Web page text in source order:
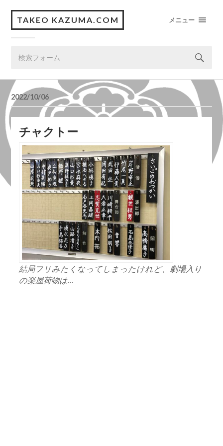
TAKEO KAZUMA.COM メニュー
2022/10/06
チャクトー
結局フリみたくなってしまったけれど、劇場入り
の楽屋荷物は…